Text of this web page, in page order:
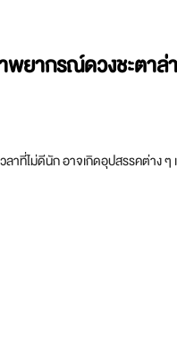
ยากรณ์ดวงชะตาล่
าที่ไม่ดีนัก อาจเกิดอุปสรรคต่าง ๆ